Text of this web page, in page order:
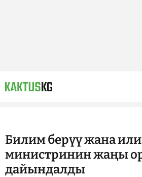
Билим берүү жана
министринин жаңы
дайындалды